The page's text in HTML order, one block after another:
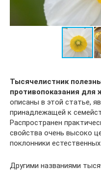
Тысячелистник
противопоказания для
описаны в этой статье,
принадлежащей к
Распространен
свойства очень высоко
поклонники
Другими названиями